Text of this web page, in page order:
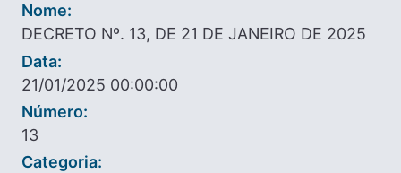
Nome:
DECRETO Nº. 13, DE 21 DE JANEIRO DE 2025
Data:
21/01/2025 00:00:00
Número:
13
Categoria: